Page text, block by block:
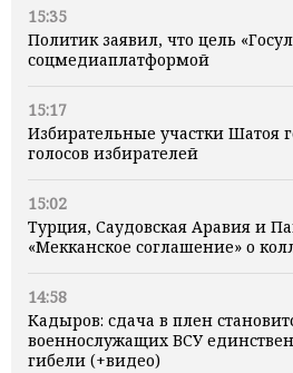
15:35
Политик заявил, что цель
соцмедиаплатформой
15:17
Избирательные участки Шатоя
голосов избирателей
15:02
Турция, Саудовская Аравия и
«Мекканское соглашение» о
14:58
Кадыров: сдача в плен
военнослужащих ВСУ
гибели (+видео)